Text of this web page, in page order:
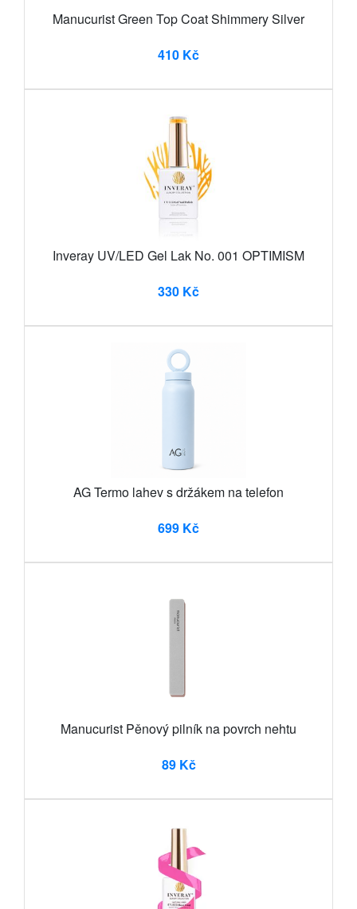
Manucurist Green Top Coat Shimmery Silver
410 Kč
Inveray UV/LED Gel Lak No. 001 OPTIMISM
330 Kč
AG Termo lahev s držákem na telefon
699 Kč
Manucurist Pěnový pilník na povrch nehtu
89 Kč